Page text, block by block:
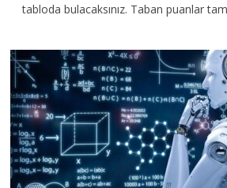
tabloda bulacaksınız. Taban puanlar